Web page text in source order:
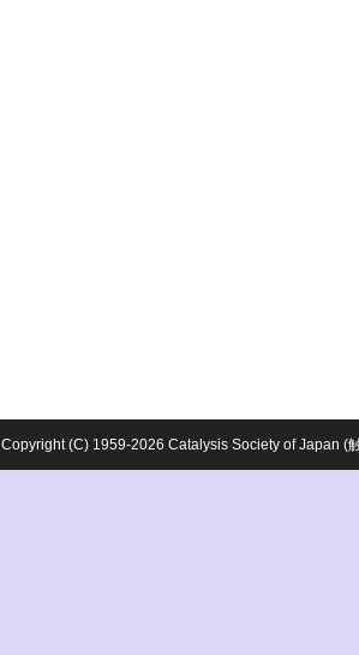
Copyright (C) 1959-2026 Catalysis Society of Japan (